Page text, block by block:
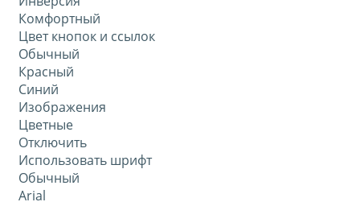
Комфортный
Цвет кнопок и ссылок
Обычный
Красный
Синий
Изображения
Цветные
Отключить
Использовать шрифт
Обычный
Arial